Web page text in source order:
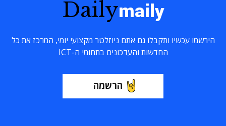
Dailymaily
הירשמו עכשיו ותקבלו גם אתם ניוזלטר מקצועי יומי, המרכז את כל
החדשות והעדכונים בתחומי ה-ICT
הרשמה